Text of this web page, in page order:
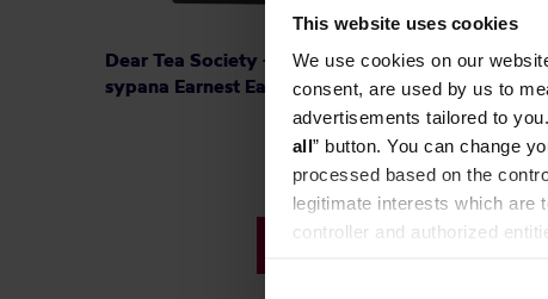
This website uses cookies
We use cookies on our
consent, are used by us to
advertisements tailored to
all” button. You can change
processed based on the
legitimate interests which are
controller and authorized
Dear Tea Society - herbata czarna
sypana Earnest Earl EKO 80 g
Moya
sypana